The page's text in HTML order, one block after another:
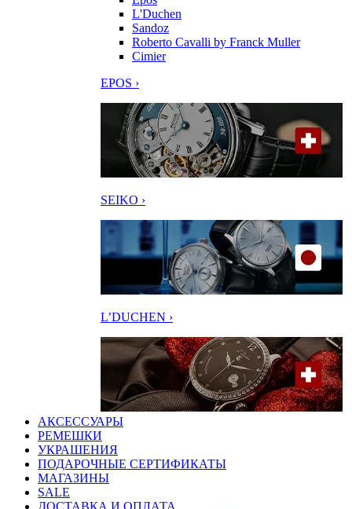
L'Duchen
Sandoz
Roberto Cavalli by Franck Muller
Cimier
EPOS ›
SEIKO ›
L’DUCHEN ›
АКСЕССУАРЫ
РЕМЕШКИ
УКРАШЕНИЯ
ПОДАРОЧНЫЕ СЕРТИФИКАТЫ
МАГАЗИНЫ
SALE
ДОСТАВКА И ОПЛАТА